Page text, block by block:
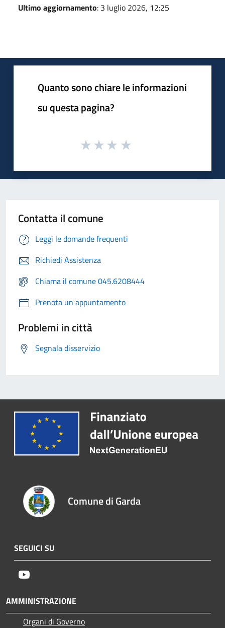
Ultimo aggiornamento: 3 luglio 2026, 12:25
Quanto sono chiare le informazioni
su questa pagina?
Contatta il comune
Leggi le domande frequenti
Richiedi Assistenza
Chiama il comune 045.6208444
Prenota un appuntamento
Problemi in città
Segnala disservizio
Comune di Garda
SEGUICI SU
AMMINISTRAZIONE
Organi di Governo